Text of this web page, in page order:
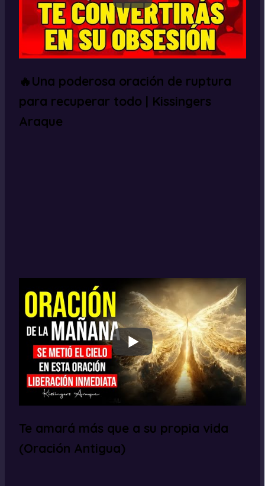
🔥Una poderosa oración de ruptura
para recuperar todo | Kissingers
Araque
Te amará más que a su propia vida
(Oración Antigua)